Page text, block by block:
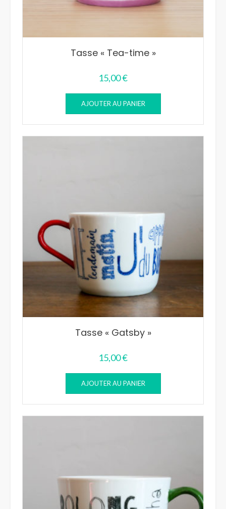
Tasse « Tea-time »
15,00€
AJOUTER AU PANIER
Tasse « Gatsby »
15,00€
AJOUTER AU PANIER